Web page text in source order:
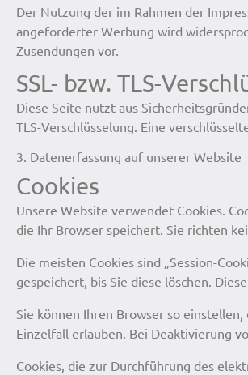
Der Nutzung der im Rahmen der
angeforderter Werbung wird
Zusendungen vor.
SSL- bzw. TLS-
Diese Seite nutzt aus
TLS-Verschlüsselung. Eine
3. Datenerfassung auf unserer Website
Cookies
Unsere Website verwendet Cookies.
die Ihr Browser speichert. Sie richten
Die meisten Cookies sind „Session-
gespeichert, bis Sie diese löschen.
Sie können Ihren Browser so
Einzelfall erlauben. Bei Deaktivierung
Cookies, die zur Durchführung des